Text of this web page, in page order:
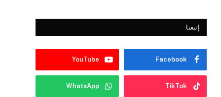
إتبعنا
Facebook
YouTube
TikTok
WhatsApp